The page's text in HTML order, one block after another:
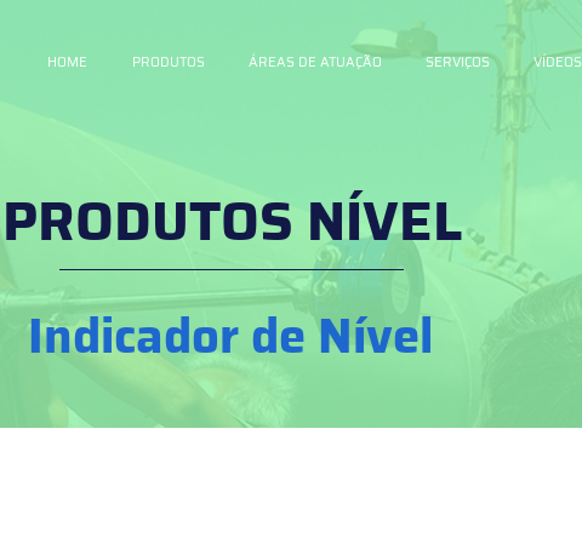
HOME PRODUTOS ÁREAS DE ATUAÇÃO SERVIÇOS VÍDEOS
PRODUTOS NÍVEL
Indicador de Nível